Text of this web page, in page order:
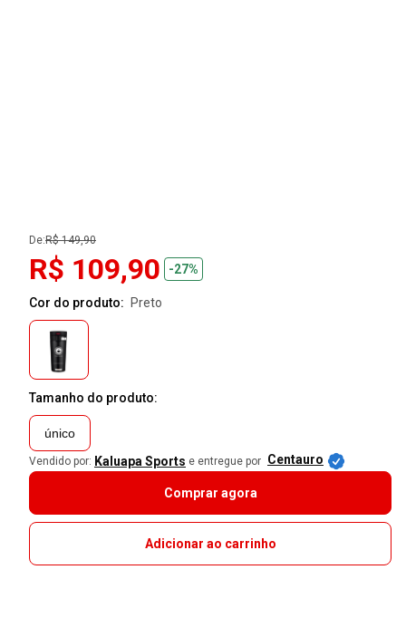
De:R$ 149,90
R$ 109,90 -27%
Cor do produto: preto
Tamanho do produto:
único
Vendido por: Kaluapa Sports e entregue por Centauro
Comprar agora
Adicionar ao carrinho